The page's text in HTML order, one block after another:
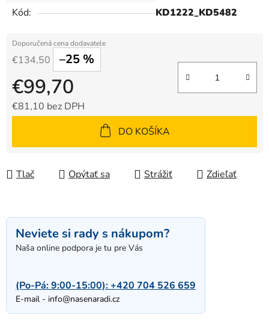
Kód:
KD1222_KD5482
€134,50 –25 %
€99,70
€81,10 bez DPH
DO KOŠÍKA
Tlač Opýtať sa Strážiť Zdieľať
Neviete si rady s nákupom?
Naša online podpora je tu pre Vás
(Po-Pá: 9:00-15:00):+420 704 526 659
E-mail - info@nasenaradi.cz